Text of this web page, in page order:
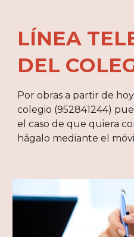
LÍNEA
DEL
Por obras a partir de
colegio (952841244)
el caso de que quiera
hágalo mediante el